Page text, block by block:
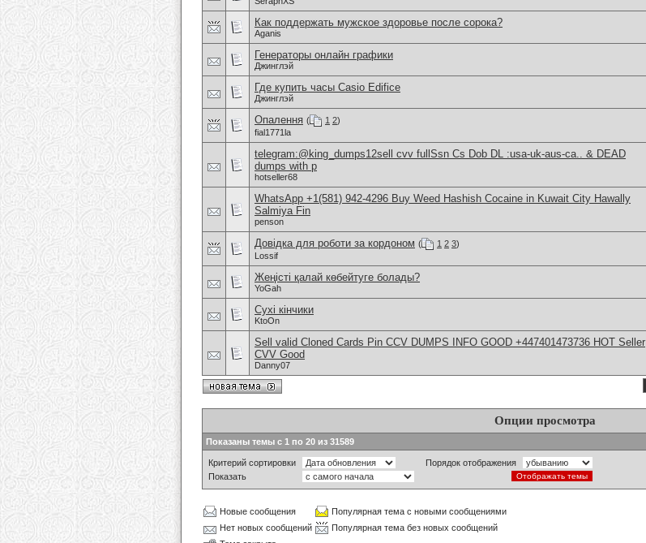
Как поддержать мужское здоровье после сорока?
Aganis
Генераторы онлайн графики
Джинглэй
Где купить часы Casio Edifice
Джинглэй
Опалення ( 1 2)
fial1771la
telegram:@king_dumps12sell cvv fullSsn Cs Dob DL :usa-uk-aus-ca.. & DEAD
dumps with p
hotseller68
WhatsApp +1(581) 942-4296 Buy Weed Hashish Cocaine in Kuwait City Hawally
Salmiya Fin
penson
Довідка для роботи за кордоном ( 1 2 3)
Lossif
Жеңісті қалай көбейтуге болады?
YoGah
Сухі кінчики
KtoOn
Sell valid Cloned Cards Pin CCV DUMPS INFO GOOD +447401473736 HOT Seller
CVV Good
Danny07
Опции просмотра
Показаны темы с 1 по 20 из 31589
Критерий сортировки
Порядок отображения
Показать
Новые сообщения
Популярная тема с новыми сообщениями
Нет новых сообщений
Популярная тема без новых сообщений